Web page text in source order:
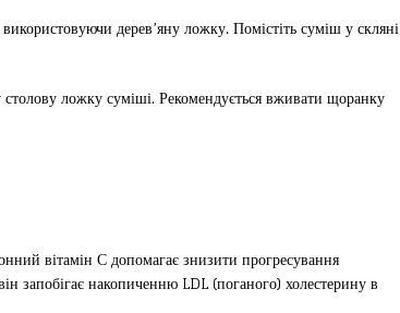
дерев’яну ложку. Помістіть суміш у скляні
ложку суміші. Рекомендується вживати щоранку
вітамін С допомагає знизити прогресування
запобігає накопиченню LDL (поганого) холестерину в